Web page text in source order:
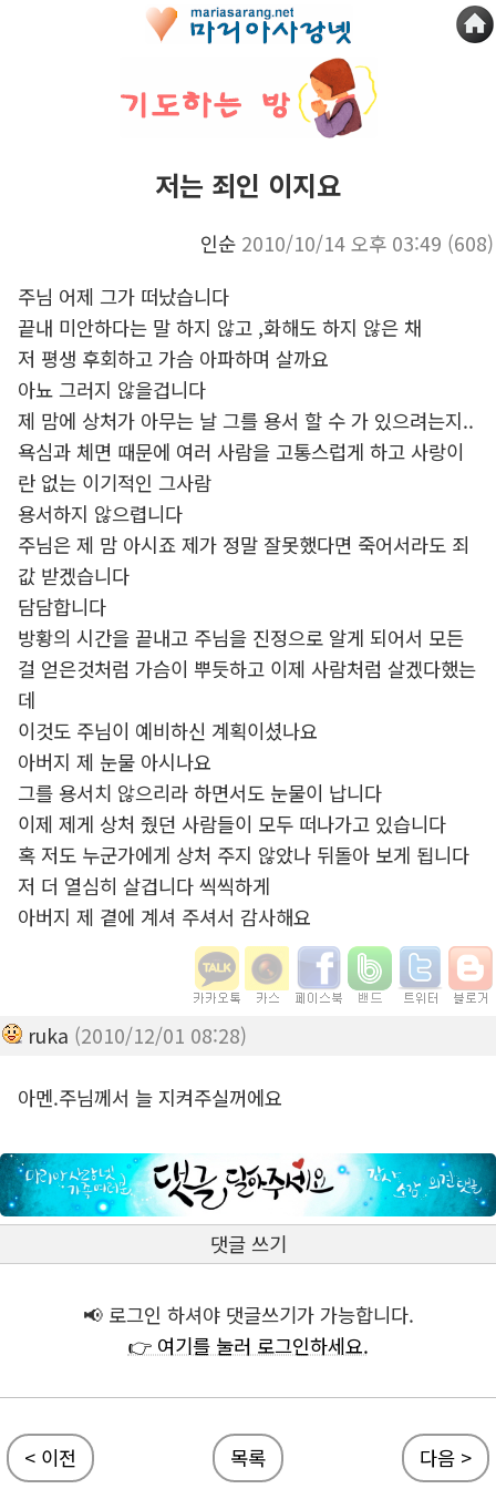
저는 죄인 이지요
인순 2010/10/14 오후 03:49 (608)
주님 어제 그가 떠났습니다
끝내 미안하다는 말 하지 않고 ,화해도 하지 않은 채
저 평생 후회하고 가슴 아파하며 살까요
아뇨 그러지 않을겁니다
제 맘에 상처가 아무는 날 그를 용서 할 수 가 있으려는지..
욕심과 체면 때문에 여러 사람을 고통스럽게 하고 사랑이
란 없는 이기적인 그사람
용서하지 않으렵니다
주님은 제 맘 아시죠 제가 정말 잘못했다면 죽어서라도 죄
값 받겠습니다
담담합니다
방황의 시간을 끝내고 주님을 진정으로 알게 되어서 모든
걸 얻은것처럼 가슴이 뿌듯하고 이제 사람처럼 살겠다했는
데
이것도 주님이 예비하신 계획이셨나요
아버지 제 눈물 아시나요
그를 용서치 않으리라 하면서도 눈물이 납니다
이제 제게 상처 줬던 사람들이 모두 떠나가고 있습니다
혹 저도 누군가에게 상처 주지 않았나 뒤돌아 보게 됩니다
저 더 열심히 살겁니다 씩씩하게
아버지 제 곁에 계셔 주셔서 감사해요
ruka (2010/12/01 08:28)
아멘.주님께서 늘 지켜주실꺼에요
댓글 쓰기
📢 로그인 하셔야 댓글쓰기가 가능합니다.
👉 여기를 눌러 로그인하세요.
< 이전 목록 다음 >